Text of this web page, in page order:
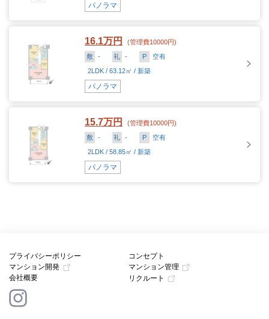
パノラマ
16.1万円
(管理費10000円)
敷
- 礼 - P
空有
2LDK / 63.12㎡ / 新築
パノラマ
15.7万円
(管理費10000円)
敷
- 礼 - P
空有
2LDK / 58.85㎡ / 新築
パノラマ
プライバシーポリシー
コンセプト
マンション開発
マンション管理
会社概要
リクルート